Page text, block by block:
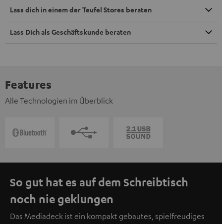
Lass dich in einem der Teufel Stores beraten
Lass Dich als Geschäftskunde beraten
Features
Alle Technologien im Überblick
So gut hat es auf dem Schreibtisch
noch nie geklungen
Das Mediadeck ist ein kompakt gebautes, spielfreudiges